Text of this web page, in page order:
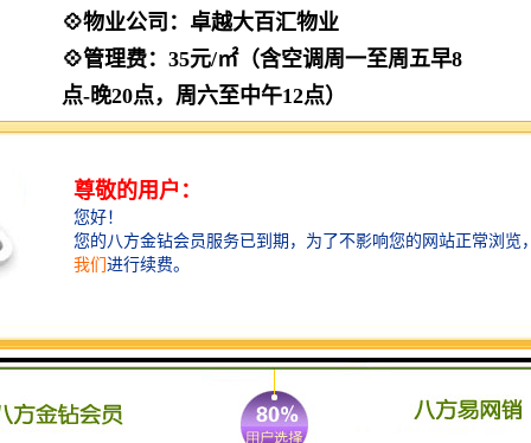
💠物业公司：卓越大百汇物业
💠管理费：35元/㎡（含空调周一至周五早8
点-晚20点，周六至中午12点）
💠项目地址：福田区金田路与福华一路交汇
💠地铁1号/4号线会展中心A1出口